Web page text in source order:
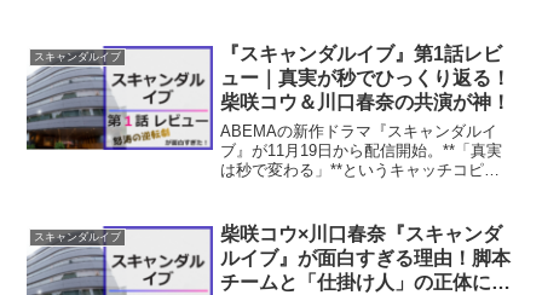
スキャンダルイブ
『スキャンダルイブ』第1話レビ
ュー｜真実が秒でひっくり返る！
柴咲コウ＆川口春奈の共演が神！
ABEMAの新作ドラマ『スキャンダルイ
ブ』が11月19日から配信開始。**「真実
は秒で変わる」**というキャッチコピー
な感想は──「え、もう終わったの？ 30
分体感レ...
スキャンダルイブ
柴咲コウ×川口春奈『スキャンダ
ルイブ』が面白すぎる理由！脚本
チームと「仕掛け人」の正体に迫